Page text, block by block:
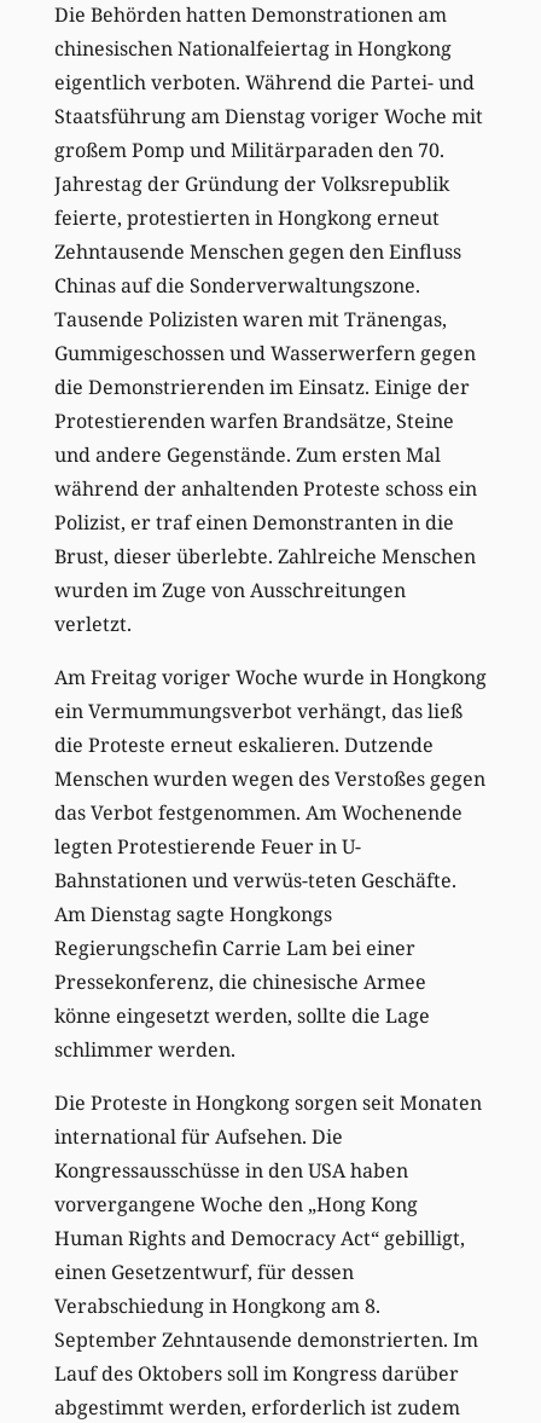
Die Behörden hatten Demonstrationen am
chinesischen Nationalfeiertag in Hongkong
eigentlich verboten. Während die Partei- und
Staatsführung am Dienstag voriger Woche mit
großem Pomp und Militärparaden den 70.
Jahrestag der Gründung der Volksrepublik
feierte, protestierten in Hongkong erneut
Zehntausende Menschen gegen den Einfluss
Chinas auf die Sonderverwaltungszone.
Tausende Polizisten waren mit Tränengas,
Gummigeschossen und Wasserwerfern gegen
die Demonstrierenden im Einsatz. Einige der
Protestierenden warfen Brandsätze, Steine
und andere Gegenstände. Zum ersten Mal
während der anhaltenden Proteste schoss ein
Polizist, er traf einen Demonstranten in die
Brust, dieser überlebte. Zahlreiche Menschen
wurden im Zuge von Ausschreitungen
verletzt.
Am Freitag voriger Woche wurde in Hongkong
ein Vermummungsverbot verhängt, das ließ
die Proteste erneut eskalieren. Dutzende
Menschen wurden wegen des Verstoßes gegen
das Verbot festgenommen. Am Wochenende
legten Protestierende Feuer in U-
Bahnstationen und verwüs-teten Geschäfte.
Am Dienstag sagte Hongkongs
Regierungschefin Carrie Lam bei einer
Pressekonferenz, die chinesische Armee
könne eingesetzt werden, sollte die Lage
schlimmer werden.
Die Proteste in Hongkong sorgen seit Monaten
international für Aufsehen. Die
Kongressausschüsse in den USA haben
vorvergangene Woche den „Hong Kong
Human Rights and Democracy Act“ gebilligt,
einen Gesetzentwurf, für dessen
Verabschiedung in Hongkong am 8.
September Zehntausende demonstrierten. Im
Lauf des Oktobers soll im Kongress darüber
abgestimmt werden, erforderlich ist zudem